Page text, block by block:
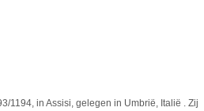
1194, in Assisi, gelegen in Umbrië, Italië . Zij